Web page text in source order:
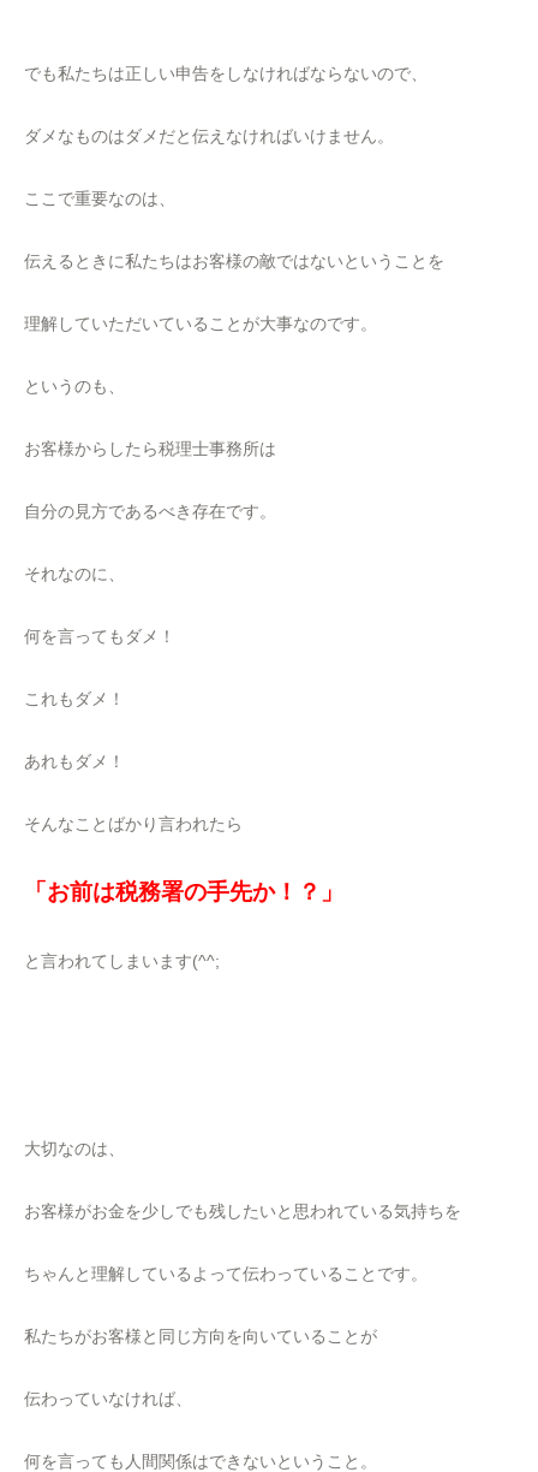
でも私たちは正しい申告をしなければならないので、
ダメなものはダメだと伝えなければいけません。
ここで重要なのは、
伝えるときに私たちはお客様の敵ではないということを
理解していただいていることが大事なのです。
というのも、
お客様からしたら税理士事務所は
自分の見方であるべき存在です。
それなのに、
何を言ってもダメ！
これもダメ！
あれもダメ！
そんなことばかり言われたら
「お前は税務署の手先か！？」
と言われてしまいます(^^;
大切なのは、
お客様がお金を少しでも残したいと思われている気持ちを
ちゃんと理解しているよって伝わっていることです。
私たちがお客様と同じ方向を向いていることが
伝わっていなければ、
何を言っても人間関係はできないということ。